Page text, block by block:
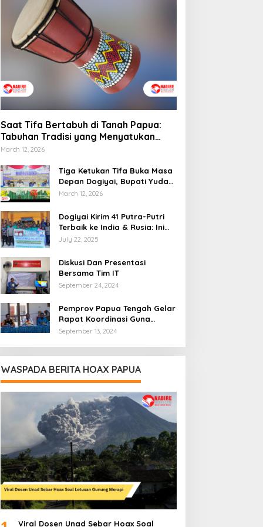
Saat Tifa Bertabuh di Tanah Papua:
Tabuhan Tradisi yang Menyatukan
Budaya dan Kehidupan Sosial
March 12, 2026
Tiga Ketukan Tifa Buka Masa
Depan Dogiyai, Bupati Yudas
Tebai Resmi Mulai
March 12, 2026
Dogiyai Kirim 41 Putra-Putri
Terbaik ke India & Rusia: Ini
Komitmen Nyata Bupati
Masa Depan
July 22, 2025
Diskusi Dan Presentasi
Bersama Tim IT
September 24, 2024
Pemprov Papua Tengah Gelar
Rapat Koordinasi Guna
Optimalkan Pengelolaan
September 13, 2024
WASPADA BERITA HOAX PAPUA
Viral Dosen Unad Sebar Hoax Soal